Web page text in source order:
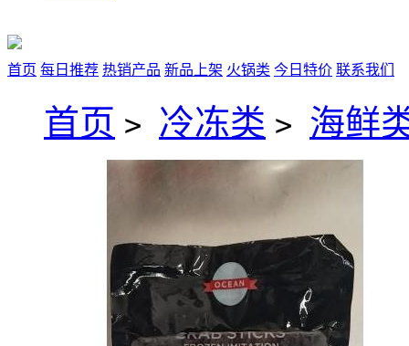
首页 每日推荐 热销产品 新品上架 火锅类 今日特价 联系我们
首页 > 冷冻类 > 海鲜